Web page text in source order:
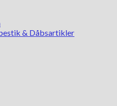
& Dåbsartikler